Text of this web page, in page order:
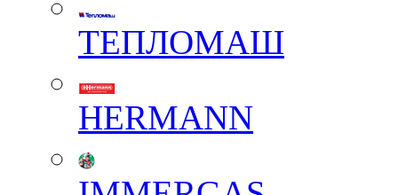
ТЕПЛОМАШ
HERMANN